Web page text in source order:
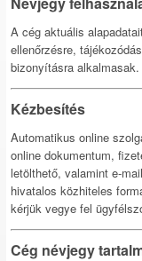
A cég aktuális
ellenőrzésre,
bizonyításra alkalmasak.
Kézbesítés
Automatikus online
online dokumentum,
letölthető, valamint e-
hivatalos közhiteles
kérjük vegye fel
Cég névjegy